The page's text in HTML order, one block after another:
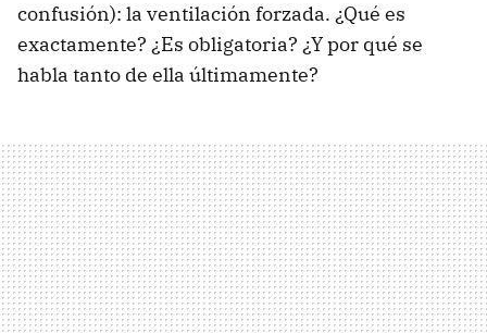
confusión): la ventilación forzada. ¿Qué es
exactamente? ¿Es obligatoria? ¿Y por qué se
habla tanto de ella últimamente?